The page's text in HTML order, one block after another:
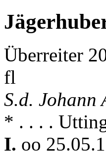
Überreiter
fl
S.d. Johann
* . . . .
I. oo